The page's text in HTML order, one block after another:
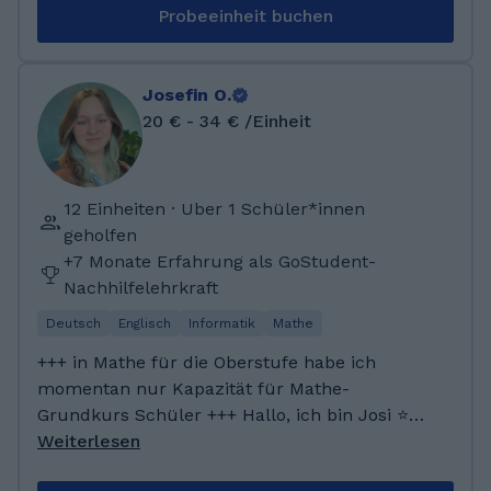
Regionalentwicklung des Hunsrück-Hochwald
Nationalparks
engagiere mich für soziale Zwecke. Ich habe
an der Freien Universität in Berlin Allgemeine
und Vergleichende Literaturwissenschaft und
Germanistik im Bachelor studiert.
Anschließend habe ich ein Masterstudium in
Gender Studies (études de genre) an der
Universität Paris 8 absolviert. Ich gebe seit
einem Jahr Deusch-Nachhilfeunterricht für
französische Schüler*innen von Mittelstufe bis
Studium, über die Agentur Anacours.
Probeeinheit buchen
Josefin O.
20 € - 34 € /Einheit
12 Einheiten · Uber 1 Schüler*innen
geholfen
+7 Monate Erfahrung als GoStudent-
Nachhilfelehrkraft
Deutsch Englisch Informatik Mathe
+++ in Mathe für die Oberstufe habe ich
momentan nur Kapazität für Mathe-
Grundkurs Schüler +++ Hallo, ich bin Josi ⭐
Ich mache sehr gerne Musik und beschäftige
Weiterlesen